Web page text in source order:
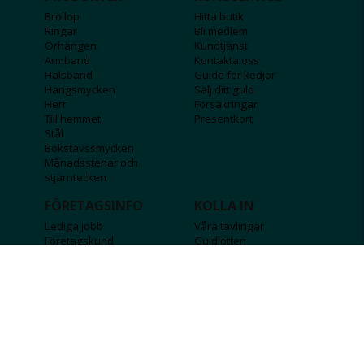
Bröllop
Ringar
Örhängen
Armband
Halsband
Hängsmycken
Herr
Till hemmet
Stål
Bokstavssmycken
Månadsstenar och
stjärntecken
Hitta butik
Bli medlem
Kundtjänst
Kontakta oss
Guide för kedjor
Sälj ditt guld
Försäkringar
Presentkort
FÖRETAGSINFO
Lediga jobb
Företagskund
KOLLA IN
Våra tävlingar
Guldlotten